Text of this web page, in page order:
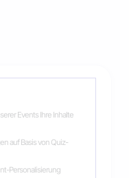
Events Ihre Inhalte
auf Basis von Quiz-
Personalisierung